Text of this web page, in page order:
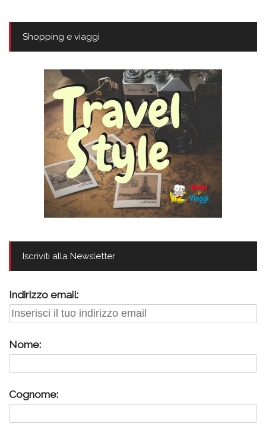
Shopping e viaggi
Iscriviti alla Newsletter
Indirizzo email:
Nome:
Cognome: